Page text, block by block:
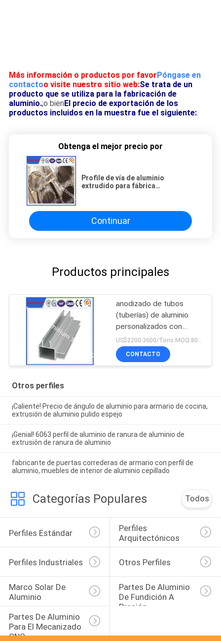
Más información o productos por favorPóngase en
contactoo visite nuestro sitio web:Se trata de un
producto que se utiliza para la fabricación de
aluminio.;o bienEl precio de exportación de los
productos incluidos en la muestra fue el siguiente:.
Obtenga el mejor precio por
Profile de vía de aluminio
extrudido para fábrica
Continuar
Productos principales
anodizado de tubos
(tuberías) de aluminio
personalizados con
forma y precio
competitivo de óxido
CONTACTO
Otros perfiles
¡Caliente! Precio de ángulo de aluminio para armario de cocina,
extrusión de aluminio pulido espejo
¡Genial! 6063 perfil de aluminio de ranura de aluminio de
extrusión de ranura de aluminio
fabricante de puertas correderas de armario con perfil de
aluminio, muebles de interior de aluminio cepillado
Categorías Populares Todos
Perfiles Estándar
Perfiles
Arquitectónicos
Perfiles Industriales Otros Perfiles
Marco Solar De
Aluminio
Partes De Aluminio
De Fundición A
Presión
Partes De Aluminio
Para El Mecanizado
CNC